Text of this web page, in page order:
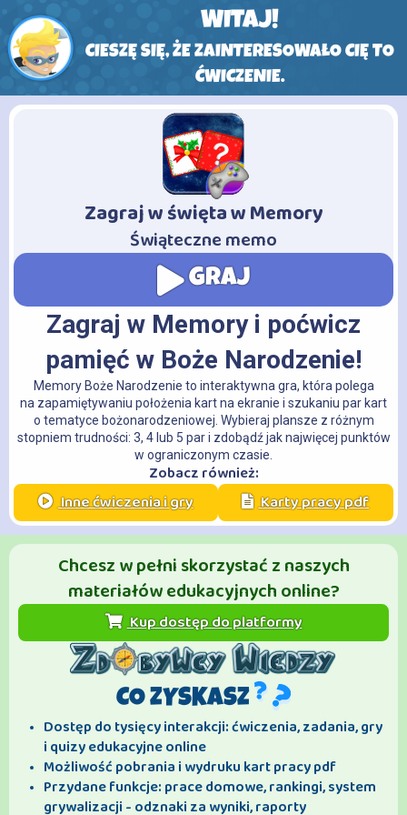
WITAJ!
CIESZĘ SIĘ, ŻE ZAINTERESOWAŁO CIĘ TO
ĆWICZENIE.
Zagraj w święta w Memory
- Świąteczne memo
GRAJ
Zagraj w Memory i poćwicz
pamięć w Boże Narodzenie!
Memory Boże Narodzenie to interaktywna gra, która polega
na zapamiętywaniu położenia kart na ekranie i szukaniu par kart
o tematyce bożonarodzeniowej. Wybieraj plansze z różnym
stopniem trudności: 3, 4 lub 5 par i zdobądź jak najwięcej punktów
w ograniczonym czasie.
Zobacz również:
Inne ćwiczenia i gry Karty pracy pdf
Chcesz w pełni skorzystać z naszych
materiałów edukacyjnych online?
Kup dostęp do platformy
CO ZYSKASZ
Dostęp do tysięcy interakcji: ćwiczenia, zadania, gry
i quizy edukacyjne online
Możliwość pobrania i wydruku kart pracy pdf
Przydane funkcje: prace domowe, rankingi, system
grywalizacji - odznaki za wyniki, raporty